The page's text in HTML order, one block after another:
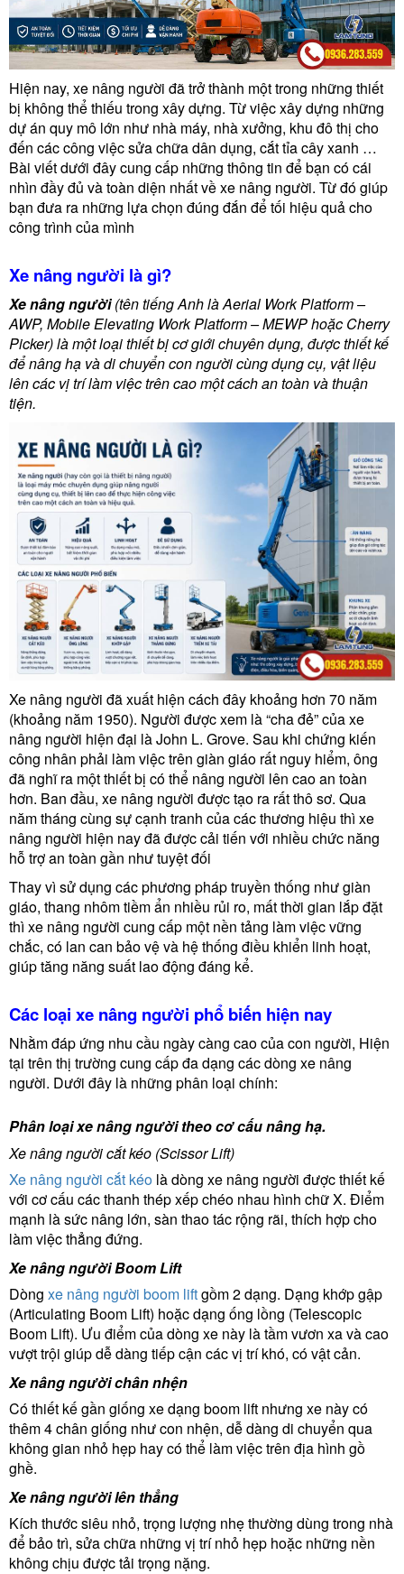
Hiện nay, xe nâng người đã trở thành một trong những thiết
bị không thể thiếu trong xây dựng. Từ việc xây dựng những
dự án quy mô lớn như nhà máy, nhà xưởng, khu đô thị cho
đến các công việc sửa chữa dân dụng, cắt tỉa cây xanh …
Bài viết dưới đây cung cấp những thông tin để bạn có cái
nhìn đầy đủ và toàn diện nhất về xe nâng người. Từ đó giúp
bạn đưa ra những lựa chọn đúng đắn để tối hiệu quả cho
công trình của mình
Xe nâng người là gì?
Xe nâng người(tên tiếng Anh là Aerial Work Platform –
AWP, Mobile Elevating Work Platform – MEWP hoặc Cherry
Picker) là một loại thiết bị cơ giới chuyên dụng, được thiết kế
để nâng hạ và di chuyển con người cùng dụng cụ, vật liệu
lên các vị trí làm việc trên cao một cách an toàn và thuận
tiện.
Xe nâng người đã xuất hiện cách đây khoảng hơn 70 năm
(khoảng năm 1950). Người được xem là “cha đẻ” của xe
nâng người hiện đại là John L. Grove. Sau khi chứng kiến
công nhân phải làm việc trên giàn giáo rất nguy hiểm, ông
đã nghĩ ra một thiết bị có thể nâng người lên cao an toàn
hơn. Ban đầu, xe nâng người được tạo ra rất thô sơ. Qua
năm tháng cùng sự cạnh tranh của các thương hiệu thì xe
nâng người hiện nay đã được cải tiến với nhiều chức năng
hỗ trợ an toàn gần như tuyệt đối
Thay vì sử dụng các phương pháp truyền thống như giàn
giáo, thang nhôm tiềm ẩn nhiều rủi ro, mất thời gian lắp đặt
thì xe nâng người cung cấp một nền tảng làm việc vững
chắc, có lan can bảo vệ và hệ thống điều khiển linh hoạt,
giúp tăng năng suất lao động đáng kể.
Các loại xe nâng người phổ biến hiện nay
Nhằm đáp ứng nhu cầu ngày càng cao của con người, Hiện
tại trên thị trường cung cấp đa dạng các dòng xe nâng
người. Dưới đây là những phân loại chính:
Phân loại xe nâng người theo cơ cấu nâng hạ.
Xe nâng người cắt kéo (Scissor Lift)
Xe nâng người cắt kéo là dòng xe nâng người được thiết kế
với cơ cấu các thanh thép xếp chéo nhau hình chữ X. Điểm
mạnh là sức nâng lớn, sàn thao tác rộng rãi, thích hợp cho
làm việc thẳng đứng.
Xe nâng người Boom Lift
Dòng xe nâng người boom liftgồm 2 dạng. Dạng khớp gập
(Articulating Boom Lift) hoặc dạng ống lồng (Telescopic
Boom Lift). Ưu điểm của dòng xe này là tầm vươn xa và cao
vượt trội giúp dễ dàng tiếp cận các vị trí khó, có vật cản.
Xe nâng người chân nhện
Có thiết kế gần giống xe dạng boom lift nhưng xe này có
thêm 4 chân giống như con nhện, dễ dàng di chuyển qua
không gian nhỏ hẹp hay có thể làm việc trên địa hình gồ
ghề.
Xe nâng người lên thẳng
Kích thước siêu nhỏ, trọng lượng nhẹ thường dùng trong nhà
để bảo trì, sửa chữa những vị trí nhỏ hẹp hoặc những nền
không chịu được tải trọng nặng.